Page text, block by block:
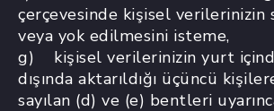
çerçevesinde kişisel verilerinizin
veya yok edilmesini isteme,
g) kişisel verilerinizin yurt
dışında aktarıldığı üçüncü
sayılan (d) ve (e) bentleri